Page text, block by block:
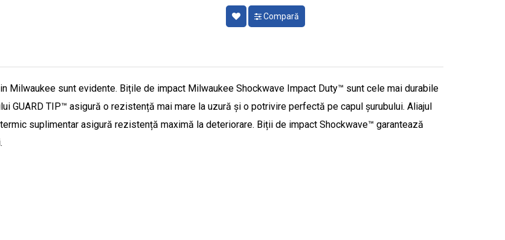
Compară
Milwaukee sunt evidente. Bițile de impact Milwaukee Shockwave Impact Duty™ sunt cele mai durabile
GUARD TIP™ asigură o rezistență mai mare la uzură și o potrivire perfectă pe capul șurubului. Aliajul
suplimentar asigură rezistență maximă la deteriorare. Biții de impact Shockwave™ garantează